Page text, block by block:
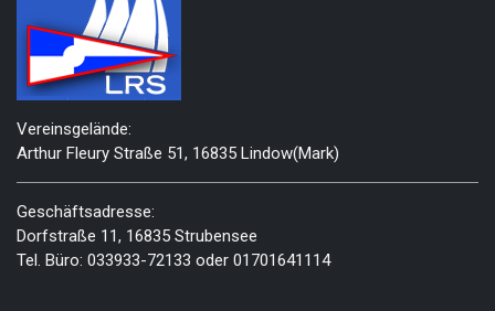
Vereinsgelände:
Arthur Fleury Straße 51, 16835 Lindow(Mark)
Geschäftsadresse:
Dorfstraße 11, 16835 Strubensee
Tel. Büro: 033933-72133 oder 01701641114